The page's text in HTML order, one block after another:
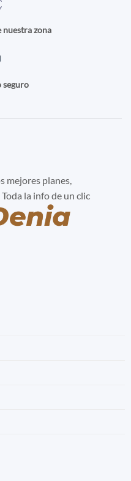
nuestra zona
seguro
mejores planes,
la info de un clic